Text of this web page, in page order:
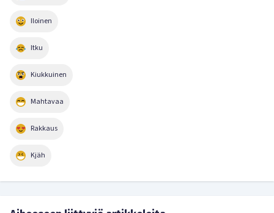
Iloinen
Itku
Kiukkuinen
Mahtavaa
Rakkaus
Kjäh